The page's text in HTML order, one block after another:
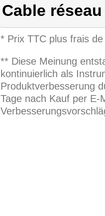
Cable
* Prix TTC plus frais
** Diese Meinung
kontinuierlich als
Produktverbesserung
Tage nach Kauf per E-